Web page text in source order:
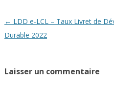
Navigation
des
← LDD e-LCL – Taux Livret de
Durable 2022
Laisser un commentaire